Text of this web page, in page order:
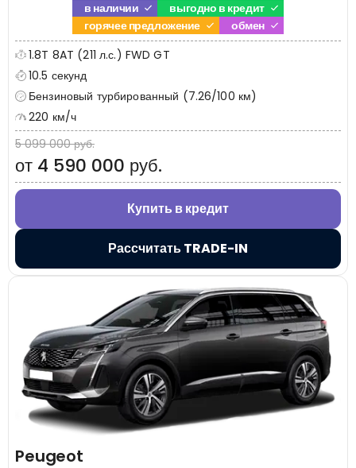
в наличии
выгодно в кредит
горячее предложение
обмен
1.8T 8AT (211 л.с.) FWD GT
10.5 секунд
Бензиновый турбированный (7.26/100 км)
220 км/ч
5 099 000 руб.
от 4 590 000 руб.
Купить в кредит
Рассчитать TRADE-IN
Peugeot